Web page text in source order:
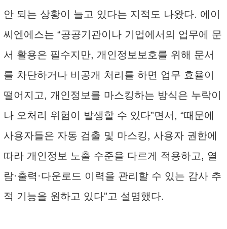
안 되는 상황이 늘고 있다는 지적도 나왔다. 에이
씨엔에스는 “공공기관이나 기업에서의 업무에 문
서 활용은 필수지만, 개인정보보호를 위해 문서
를 차단하거나 비공개 처리를 하면 업무 효율이
떨어지고, 개인정보를 마스킹하는 방식은 누락이
나 오처리 위험이 발생할 수 있다”면서, “때문에
사용자들은 자동 검출 및 마스킹, 사용자 권한에
따라 개인정보 노출 수준을 다르게 적용하고, 열
람·출력·다운로드 이력을 관리할 수 있는 감사 추
적 기능을 원하고 있다”고 설명했다.